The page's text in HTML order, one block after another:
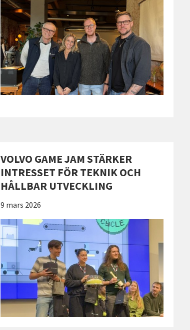
VOLVO GAME JAM STÄRKER
INTRESSET FÖR TEKNIK OCH
HÅLLBAR UTVECKLING
Publicerad:
9 mars 2026